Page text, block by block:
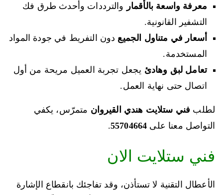
معرفة واسعة بالأقمار والترددات وأحدث طرق فك
التشفير القانونية.
أسعار في متناول الجميع دون التفريط في جودة المواد
المستخدمة.
تعامل لبق وهادئ يجعل تجربة العميل مريحة من أول
اتصال حتى نهاية العمل.
لطلب فني ستلايت هندي القيروان متمرّس، يكفي
التواصل معنا على 55704664
.
فني ستلايت الان
الأعطال التقنية لا تستأذن، وقد تفاجئك بانقطاع الإشارة